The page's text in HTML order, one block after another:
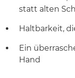
statt alten
Haltbarkeit,
Ein
Hand